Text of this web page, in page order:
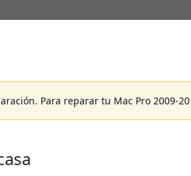
Para reparar tu Mac Pro 2009-